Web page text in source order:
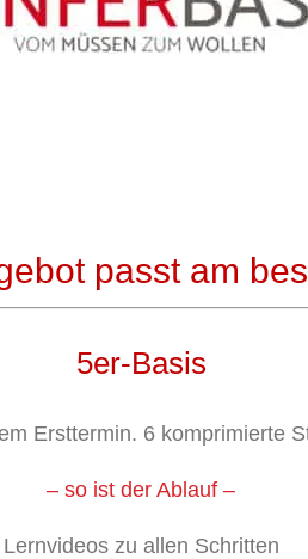
passt am
5er-Basis
Ersttermin. 6 komprimierte
– so ist der Ablauf –
Lernvideos zu allen Schritten